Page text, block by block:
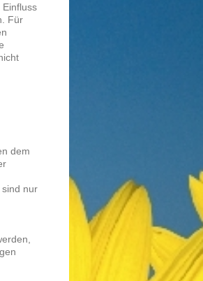
Für
dem
nur